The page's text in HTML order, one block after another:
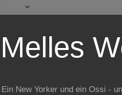
Melles
Ein New Yorker und ein Ossi -